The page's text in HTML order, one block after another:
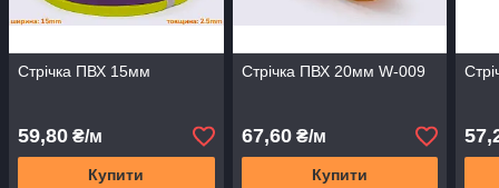
Стрічка ПВХ 15мм
59,80 ₴/м
Купити
Стрічка ПВХ 20мм W-009
67,60₴/м
Купити